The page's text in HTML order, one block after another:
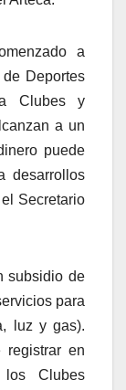
a
Deportes
Clubes y
a un
puede
desarrollos
Secretario
subsidio de
para
luz y gas).
registrar en
Clubes